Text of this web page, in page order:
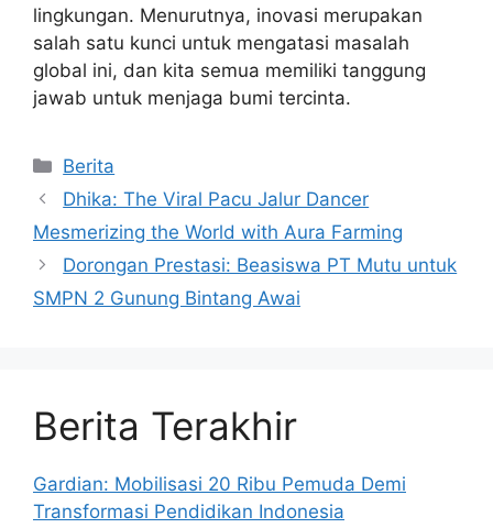
lingkungan. Menurutnya, inovasi merupakan
salah satu kunci untuk mengatasi masalah
global ini, dan kita semua memiliki tanggung
jawab untuk menjaga bumi tercinta.
Kategori
Berita
Dhika: The Viral Pacu Jalur Dancer
Mesmerizing the World with Aura Farming
Dorongan Prestasi: Beasiswa PT Mutu untuk
SMPN 2 Gunung Bintang Awai
Berita Terakhir
Gardian: Mobilisasi 20 Ribu Pemuda Demi
Transformasi Pendidikan Indonesia